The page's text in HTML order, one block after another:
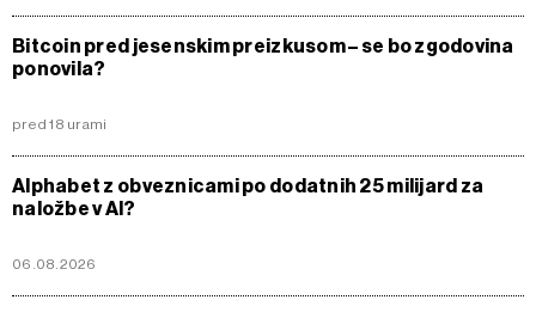
Bitcoin pred jesenskim preizkusom – se bo zgodovina
ponovila?
pred 18 urami
Alphabet z obveznicami po dodatnih 25 milijard za
naložbe v AI?
06.08.2026